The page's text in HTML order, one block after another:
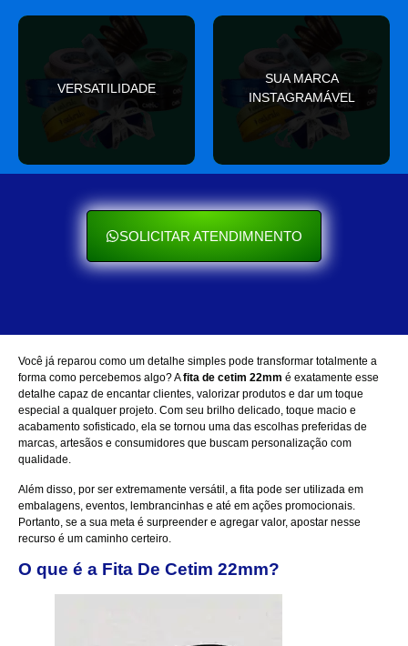
VERSATILIDADE
Se encaixa em qualquer
ocasião e sempre agrega
valor
SUA MARCA
INSTAGRAMÁVEL
Seu cliente ama mostrar
nas redes sociais
SOLICITAR ATENDIMNENTO
Você já reparou como um detalhe simples pode transformar totalmente a
forma como percebemos algo? Afita de cetim 22mm é exatamente esse
detalhe capaz de encantar clientes, valorizar produtos e dar um toque
especial a qualquer projeto. Com seu brilho delicado, toque macio e
acabamento sofisticado, ela se tornou uma das escolhas preferidas de
marcas, artesãos e consumidores que buscam personalização com
qualidade.
Além disso, por ser extremamente versátil, a fita pode ser utilizada em
embalagens, eventos, lembrancinhas e até em ações promocionais.
Portanto, se a sua meta é surpreender e agregar valor, apostar nesse
recurso é um caminho certeiro.
O que é a Fita De Cetim 22mm?